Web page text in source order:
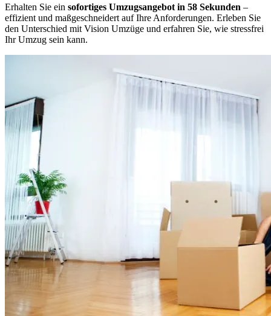
Erhalten Sie ein sofortiges Umzugsangebot in 58 Sekunden –
effizient und maßgeschneidert auf Ihre Anforderungen. Erleben Sie
den Unterschied mit Vision Umzüge und erfahren Sie, wie stressfrei
Ihr Umzug sein kann.